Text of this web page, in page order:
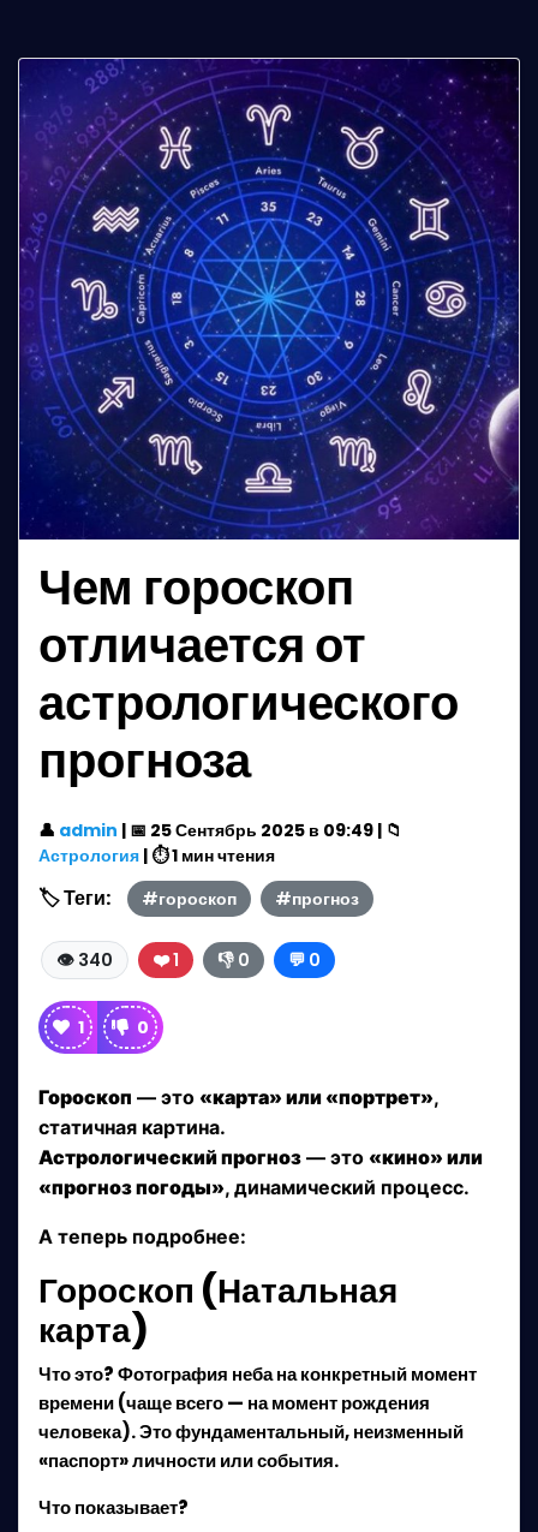
Чем гороскоп
отличается от
астрологического
прогноза
👤 admin | 📅 25 Сентябрь 2025 в 09:49 | 📁
Астрология | ⏱️ 1 мин чтения
🏷️ Теги: #гороскоп #прогноз
👁️ 340 ❤️ 1 👎 0 💬 0
1 0
Гороскоп — это «карта» или «портрет»,
статичная картина.
Астрологический прогноз — это «кино» или
«прогноз погоды», динамический процесс.
А теперь подробнее:
Гороскоп (Натальная
карта)
Что это?Фотография неба на конкретный момент
времени (чаще всего — на момент рождения
человека). Это фундаментальный, неизменный
«паспорт» личности или события.
Что показывает?